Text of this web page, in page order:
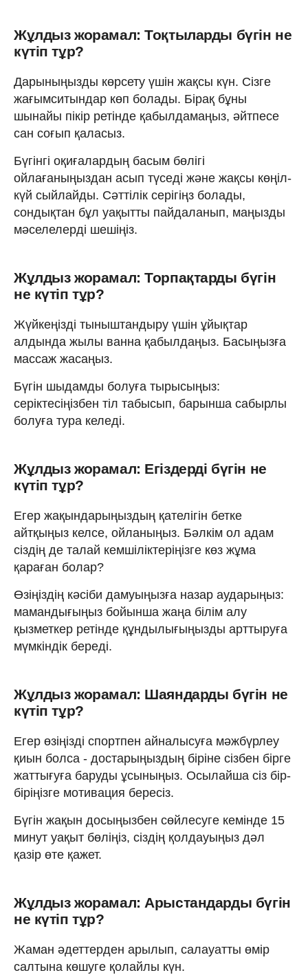
Жұлдыз жорамал: Тоқтыларды бүгін не
күтіп тұр?
Дарыныңызды көрсету үшін жақсы күн. Сізге
жағымситындар көп болады. Бірақ бұны
шынайы пікір ретінде қабылдамаңыз, әйтпесе
сан соғып қаласыз.
Бүгінгі оқиғалардың басым бөлігі
ойлағаныңыздан асып түседі және жақсы көңіл-
күй сыйлайды. Сәттілік серігіңз болады,
сондықтан бұл уақытты пайдаланып, маңызды
мәселелерді шешіңіз.
Жұлдыз жорамал: Торпақтарды бүгін
не күтіп тұр?
Жүйкеңізді тыныштандыру үшін ұйықтар
алдында жылы ванна қабылдаңыз. Басыңызға
массаж жасаңыз.
Бүгін шыдамды болуға тырысыңыз:
серіктесіңізбен тіл табысып, барынша сабырлы
болуға тура келеді.
Жұлдыз жорамал: Егіздерді бүгін не
күтіп тұр?
Егер жақындарыңыздың қателігін бетке
айтқыңыз келсе, ойланыңыз. Бәлкім ол адам
сіздің де талай кемшіліктеріңізге көз жұма
қараған болар?
Өзіңіздің кәсіби дамуыңызға назар аударыңыз:
мамандығыңыз бойынша жаңа білім алу
қызметкер ретінде құндылығыңызды арттыруға
мүмкіндік береді.
Жұлдыз жорамал: Шаяндарды бүгін не
күтіп тұр?
Егер өзіңізді спортпен айналысуға мәжбүрлеу
қиын болса - достарыңыздың біріне сізбен бірге
жаттығуға баруды ұсыныңыз. Осылайша сіз бір-
біріңізге мотивация бересіз.
Бүгін жақын досыңызбен сөйлесуге кемінде 15
минут уақыт бөліңіз, сіздің қолдауыңыз дәл
қазір өте қажет.
Жұлдыз жорамал: Арыстандарды бүгін
не күтіп тұр?
Жаман әдеттерден арылып, салауатты өмір
салтына көшуге қолайлы күн.